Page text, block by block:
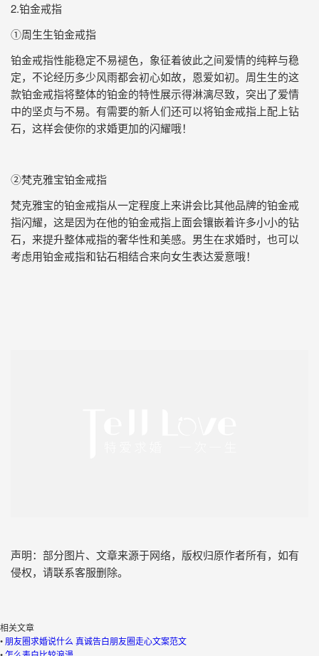
2.铂金戒指
①周生生铂金戒指
铂金戒指性能稳定不易褪色，象征着彼此之间爱情的纯粹与稳
定，不论经历多少风雨都会初心如故，恩爱如初。周生生的这
款铂金戒指将整体的铂金的特性展示得淋漓尽致，突出了爱情
中的坚贞与不易。有需要的新人们还可以将铂金戒指上配上钻
石，这样会使你的求婚更加的闪耀哦！
②梵克雅宝铂金戒指
梵克雅宝的铂金戒指从一定程度上来讲会比其他品牌的铂金戒
指闪耀，这是因为在他的铂金戒指上面会镶嵌着许多小小的钻
石，来提升整体戒指的奢华性和美感。男生在求婚时，也可以
考虑用铂金戒指和钻石相结合来向女生表达爱意哦！
声明：部分图片、文章来源于网络，版权归原作者所有，如有
侵权，请联系客服删除。
相关文章
• 朋友圈求婚说什么 真诚告白朋友圈走心文案范文